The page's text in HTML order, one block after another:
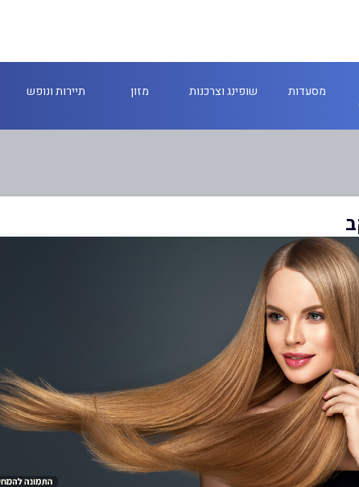
מסעדות שופינג וצרכנות מזון תיירות ונופש